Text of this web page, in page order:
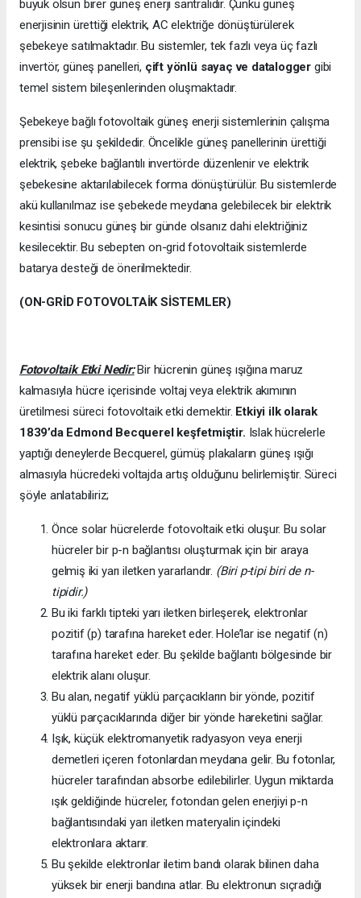
büyük olsun birer güneş enerji santralidir. Çünkü güneş
enerjisinin ürettiği elektrik, AC elektriğe dönüştürülerek
şebekeye satılmaktadır. Bu sistemler, tek fazlı veya üç fazlı
invertör, güneş panelleri, çift yönlü sayaç ve datalogger gibi
temel sistem bileşenlerinden oluşmaktadır.
Şebekeye bağlı fotovoltaik güneş enerji sistemlerinin çalışma
prensibi ise şu şekildedir. Öncelikle güneş panellerinin ürettiği
elektrik, şebeke bağlantılı invertörde düzenlenir ve elektrik
şebekesine aktarılabilecek forma dönüştürülür. Bu sistemlerde
akü kullanılmaz ise şebekede meydana gelebilecek bir elektrik
kesintisi sonucu güneş bir günde olsanız dahi elektriğiniz
kesilecektir. Bu sebepten on-grid fotovoltaik sistemlerde
batarya desteği de önerilmektedir.
(ON-GRİD FOTOVOLTAİK SİSTEMLER)
Fotovoltaik Etki Nedir:Bir hücrenin güneş ışığına maruz
kalmasıyla hücre içerisinde voltaj veya elektrik akımının
üretilmesi süreci fotovoltaik etki demektir. Etkiyi ilk olarak
1839’da Edmond Becquerel keşfetmiştir. Islak hücrelerle
yaptığı deneylerde Becquerel, gümüş plakaların güneş ışığı
almasıyla hücredeki voltajda artış olduğunu belirlemiştir. Süreci
şöyle anlatabiliriz;
Önce solar hücrelerde fotovoltaik etki oluşur. Bu solar
hücreler bir p-n bağlantısı oluşturmak için bir araya
gelmiş iki yarı iletken yararlandır. (Biri p-tipi biri de n-
tipidir.)
Bu iki farklı tipteki yarı iletken birleşerek, elektronlar
pozitif (p) tarafına hareket eder. Hole’lar ise negatif (n)
tarafına hareket eder. Bu şekilde bağlantı bölgesinde bir
elektrik alanı oluşur.
Bu alan, negatif yüklü parçacıkların bir yönde, pozitif
yüklü parçacıklarında diğer bir yönde hareketini sağlar.
Işık, küçük elektromanyetik radyasyon veya enerji
demetleri içeren fotonlardan meydana gelir. Bu fotonlar,
hücreler tarafından absorbe edilebilirler. Uygun miktarda
ışık geldiğinde hücreler, fotondan gelen enerjiyi p-n
bağlantısındaki yarı iletken materyalin içindeki
elektronlara aktarır.
Bu şekilde elektronlar iletim bandı olarak bilinen daha
yüksek bir enerji bandına atlar. Bu elektronun sıçradığı